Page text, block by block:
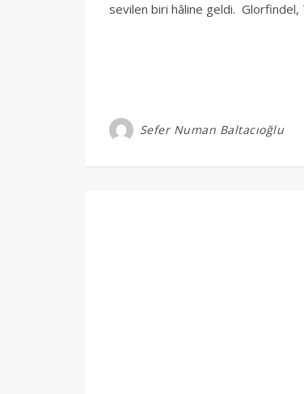
sevilen biri hâline geldi. Glorfindel,
Sefer Numan Baltacıoğlu